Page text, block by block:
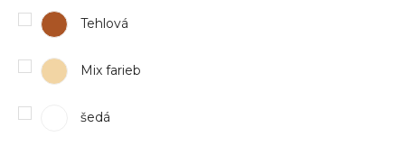
Tehlová
Mix farieb
šedá